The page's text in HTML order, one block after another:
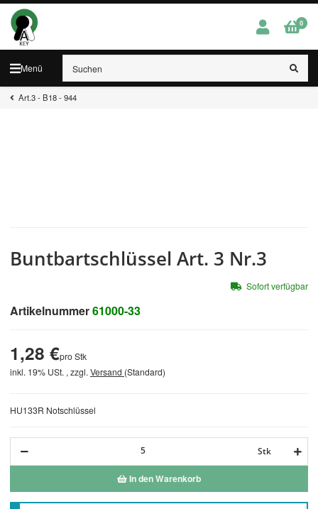
Menü
0
Art.3 - B18 - 944
Buntbartschlüssel Art. 3 Nr.3
Artikelnummer61000-33
HU133R Notschlüssel
1,28 €pro Stk
inkl. 19% USt. , zzgl. Versand (Standard)
Stk
In den Warenkorb
Sofort verfügbar